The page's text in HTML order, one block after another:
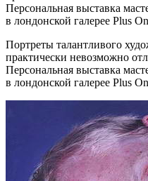
Персональная выставка
в лондонской галерее Plus
Портреты талантливого
практически невозможно
Персональная выставка
в лондонской галерее Plus